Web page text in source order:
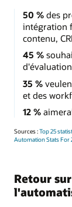
50 %des
intégration
contenu,
45 %
35 %
et des
12 %
Sources :Top 25
Automation Stats For
Retour